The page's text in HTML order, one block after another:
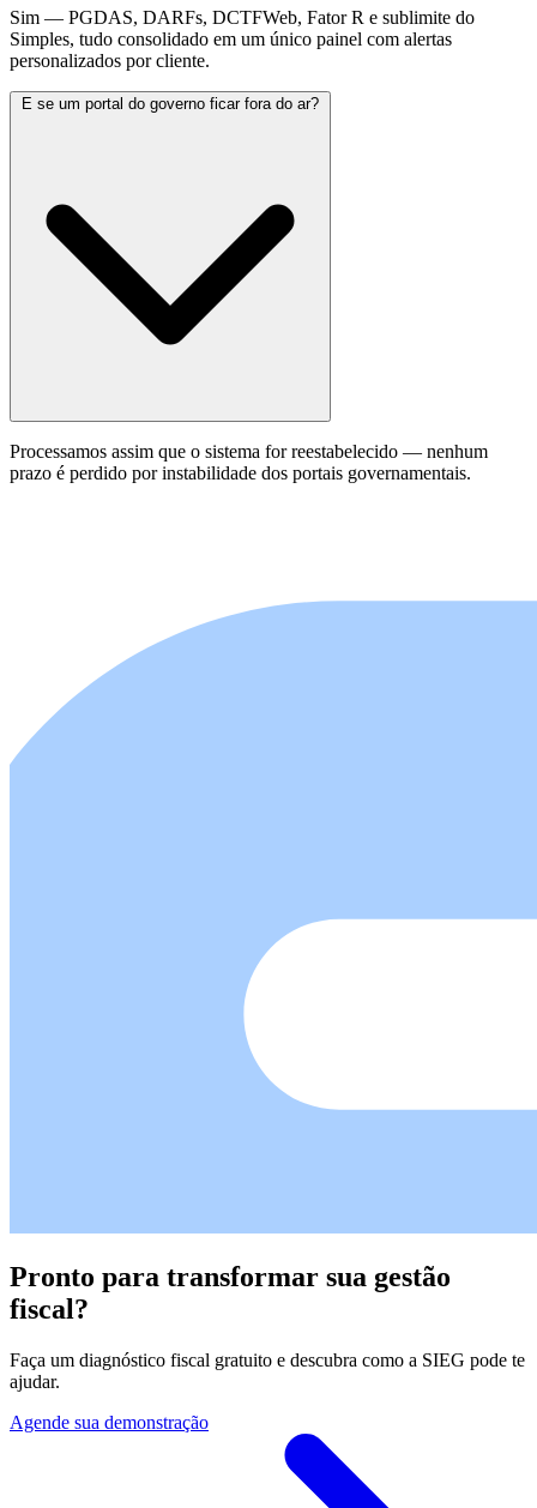
Sim — PGDAS, DARFs, DCTFWeb, Fator R e sublimite do
Simples, tudo consolidado em um único painel com alertas
personalizados por cliente.
E se um portal do governo ficar fora do ar?
Processamos assim que o sistema for reestabelecido — nenhum
prazo é perdido por instabilidade dos portais governamentais.
Pronto para transformar sua gestão
fiscal?
Faça um diagnóstico fiscal gratuito e descubra como a SIEG pode te
ajudar.
Agende sua demonstração